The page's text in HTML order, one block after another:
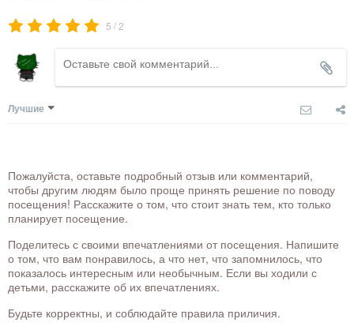
5 /2
Лучшие
Пожалуйста, оставьте подробный отзыв или комментарий,
чтобы другим людям было проще принять решение по поводу
посещения! Расскажите о том, что стоит знать тем, кто только
планирует посещение.
Поделитесь с своими впечатлениями от посещения. Напишите
о том, что вам понравилось, а что нет, что запомнилось, что
показалось интересным или необычным. Если вы ходили с
детьми, расскажите об их впечатлениях.
Будьте корректны, и соблюдайте правила приличия.